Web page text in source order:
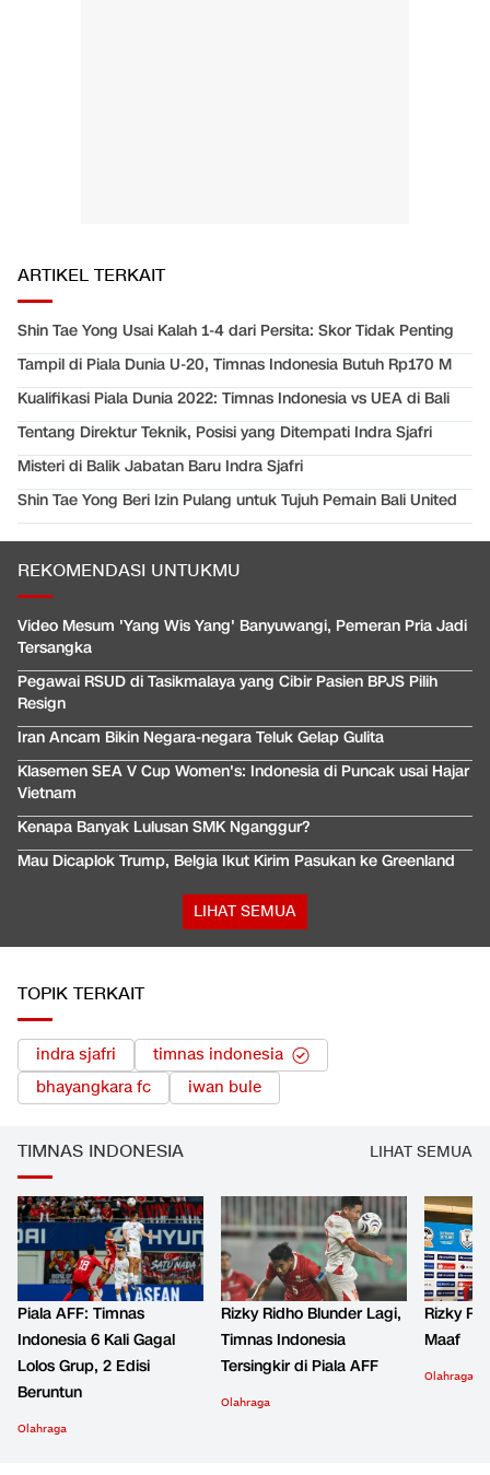
ARTIKEL TERKAIT
Shin Tae Yong Usai Kalah 1-4 dari Persita: Skor Tidak Penting
Tampil di Piala Dunia U-20, Timnas Indonesia Butuh Rp170 M
Kualifikasi Piala Dunia 2022: Timnas Indonesia vs UEA di Bali
Tentang Direktur Teknik, Posisi yang Ditempati Indra Sjafri
Misteri di Balik Jabatan Baru Indra Sjafri
Shin Tae Yong Beri Izin Pulang untuk Tujuh Pemain Bali United
REKOMENDASI UNTUKMU
Video Mesum 'Yang Wis Yang' Banyuwangi, Pemeran Pria Jadi
Tersangka
Pegawai RSUD di Tasikmalaya yang Cibir Pasien BPJS Pilih
Resign
Iran Ancam Bikin Negara-negara Teluk Gelap Gulita
Klasemen SEA V Cup Women's: Indonesia di Puncak usai Hajar
Vietnam
Kenapa Banyak Lulusan SMK Nganggur?
Mau Dicaplok Trump, Belgia Ikut Kirim Pasukan ke Greenland
LIHAT SEMUA
TOPIK TERKAIT
indra sjafri
timnas indonesia
bhayangkara fc
iwan bule
TIMNAS INDONESIA LIHAT SEMUA
Piala AFF: Timnas
Indonesia 6 Kali Gagal
Lolos Grup, 2 Edisi
Beruntun
Olahraga
Rizky Ridho Blunder Lagi,
Timnas Indonesia
Tersingkir di Piala AFF
Olahraga
Rizky
Maaf
Olahraga